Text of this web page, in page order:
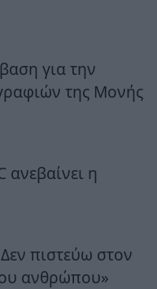
για την
της Μονής
ανεβαίνει η
πιστεύω στον
ανθρώπου»